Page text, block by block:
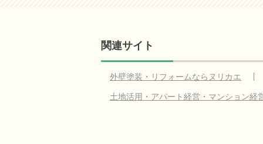
関連サイト
外壁塗装・リフォームならヌリカエ
土地活用・アパート経営・マンション経